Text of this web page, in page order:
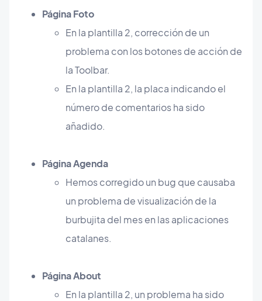
Página Foto
En la plantilla 2, corrección de un
problema con los botones de acción de
la Toolbar.
En la plantilla 2, la placa indicando el
número de comentarios ha sido
añadido.
Página Agenda
Hemos corregido un bug que causaba
un problema de visualización de la
burbujita del mes en las aplicaciones
catalanes.
Página About
En la plantilla 2, un problema ha sido